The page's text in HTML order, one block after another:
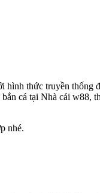
thức truyền thống
cá tại Nhà cái w88,
nhé.